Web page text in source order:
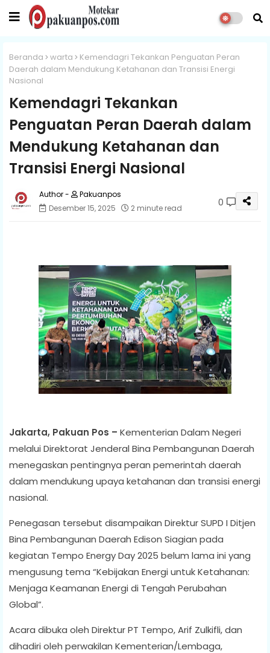
Beranda warta
Kemendagri Tekankan Penguatan Peran
Daerah dalam Mendukung Ketahanan dan Transisi Energi
Nasional
Kemendagri Tekankan
Penguatan Peran Daerah dalam
Mendukung Ketahanan dan
Transisi Energi Nasional
Pakuanpos
Desember 15, 2025
2 minute read 0
Jakarta, Pakuan Pos – Kementerian Dalam Negeri
melalui Direktorat Jenderal Bina Pembangunan Daerah
menegaskan pentingnya peran pemerintah daerah
dalam mendukung upaya ketahanan dan transisi energi
nasional.
Penegasan tersebut disampaikan Direktur SUPD I Ditjen
Bina Pembangunan Daerah Edison Siagian pada
kegiatan Tempo Energy Day 2025 belum lama ini yang
mengusung tema “Kebijakan Energi untuk Ketahanan:
Menjaga Keamanan Energi di Tengah Perubahan
Global”.
Acara dibuka oleh Direktur PT Tempo, Arif Zulkifli, dan
dihadiri oleh perwakilan Kementerian/Lembaga,